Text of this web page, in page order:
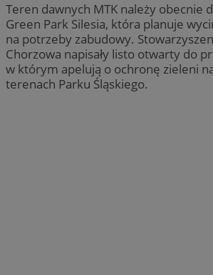
Teren dawnych MTK należy obecnie
Green Park Silesia, która planuje
na potrzeby zabudowy.
Chorzowa napisały listo otwarty do
w którym apelują o ochronę zieleni
terenach Parku Śląskiego.